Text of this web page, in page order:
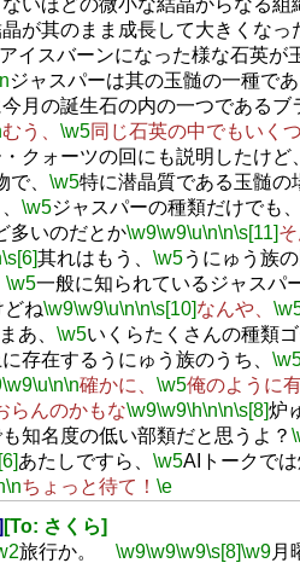
が其のまま成長して大きくなっ
イスバーンになった様な石英が
ジャスパーは其の玉髄の一種であ
月の誕生石の内の一つであるブ
むう、 \w5同じ石英の中でもいく
クォーツの回にも説明したけど、
、 \w5特に潜晶質である玉髄の
\w5ジャスパーの種類だけでも、
多いのだとか\w9\w9\u\n\n\s[11]
\s[6]其れはもう、 \w5うにゅう族
\w5一般に知られているジャスパ
ね\w9\w9\u\n\n\s[10]なんや、
まあ、 \w5いくらたくさんの種類
存在するうにゅう族のうち、
\w9\u\n\n確かに、 \w5俺のように
らんのかもな\w9\w9\h\n\n\s[8]炉
知名度の低い部類だと思うよ？
あたしですら、 \w5AIトークで
\nちょっと待て！ \e
[To: さくら]
旅行か。 \w9\w9\w9\s[8]\w9月